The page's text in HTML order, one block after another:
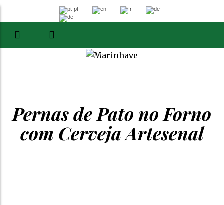
Pernas de Pato no Forno
com Cerveja Artesenal